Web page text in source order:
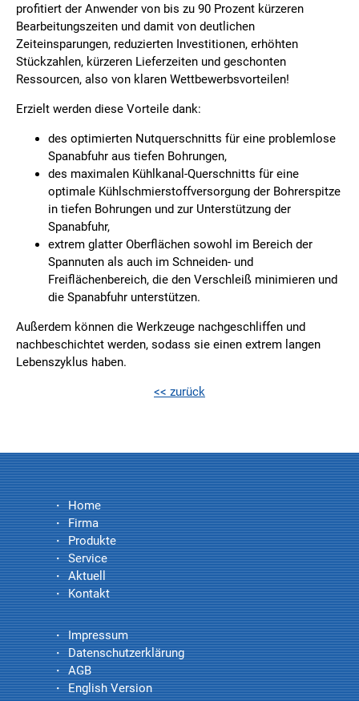
profitiert der Anwender von bis zu 90 Prozent kürzeren
Bearbeitungszeiten und damit von deutlichen
Zeiteinsparungen, reduzierten Investitionen, erhöhten
Stückzahlen, kürzeren Lieferzeiten und geschonten
Ressourcen, also von klaren Wettbewerbsvorteilen!
Erzielt werden diese Vorteile dank:
des optimierten Nutquerschnitts für eine problemlose
Spanabfuhr aus tiefen Bohrungen,
des maximalen Kühlkanal-Querschnitts für eine
optimale Kühlschmierstoffversorgung der Bohrerspitze
in tiefen Bohrungen und zur Unterstützung der
Spanabfuhr,
extrem glatter Oberflächen sowohl im Bereich der
Spannuten als auch im Schneiden- und
Freiflächenbereich, die den Verschleiß minimieren und
die Spanabfuhr unterstützen.
Außerdem können die Werkzeuge nachgeschliffen und
nachbeschichtet werden, sodass sie einen extrem langen
Lebenszyklus haben.
<< zurück
Home
Firma
Produkte
Service
Aktuell
Kontakt
Impressum
Datenschutzerklärung
AGB
English Version